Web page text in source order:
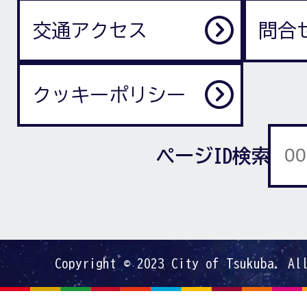
交通アクセス 問合
クッキーポリシー
ページID検索
Copyright © 2023 City of Tsukuba.